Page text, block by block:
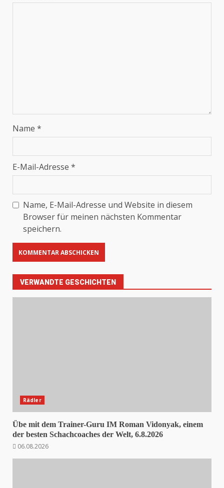
Name *
E-Mail-Adresse *
Name, E-Mail-Adresse und Website in diesem
Browser für meinen nächsten Kommentar
speichern.
VERWANDTE GESCHICHTEN
Rädler
Übe mit dem Trainer-Guru IM Roman Vidonyak, einem
der besten Schachcoaches der Welt, 6.8.2026
06.08.2026